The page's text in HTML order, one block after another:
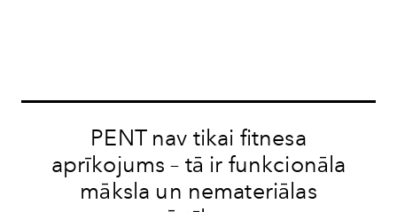
PENT nav tikai fitnesa
aprīkojums – tā ir funkcionāla
māksla un nemateriālas